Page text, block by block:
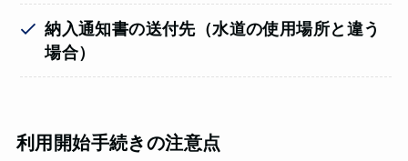
納入通知書の送付先（水道の使用場所と違う
場合）
利用開始手続きの注意点